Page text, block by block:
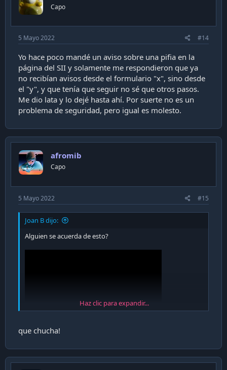
n
s
Capo
5 Mayo 2022 #14
Yo hace poco mandé un aviso sobre una pifia en la
página del SII y solamente me respondieron que ya
no recibían avisos desde el formulario "x", sino desde
el "y", y que tenía que seguir no sé que otros pasos.
Me dio lata y lo dejé hasta ahí. Por suerte no es un
problema de seguridad, pero igual es molesto.
afromib
Capo
5 Mayo 2022 #15
Joan B dijo:
Alguien se acuerda de esto?
Haz clic para expandir...
que chucha!